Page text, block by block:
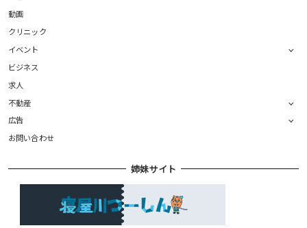
動画
クリニック
イベント
ビジネス
求人
不動産
広告
お問い合わせ
姉妹サイト